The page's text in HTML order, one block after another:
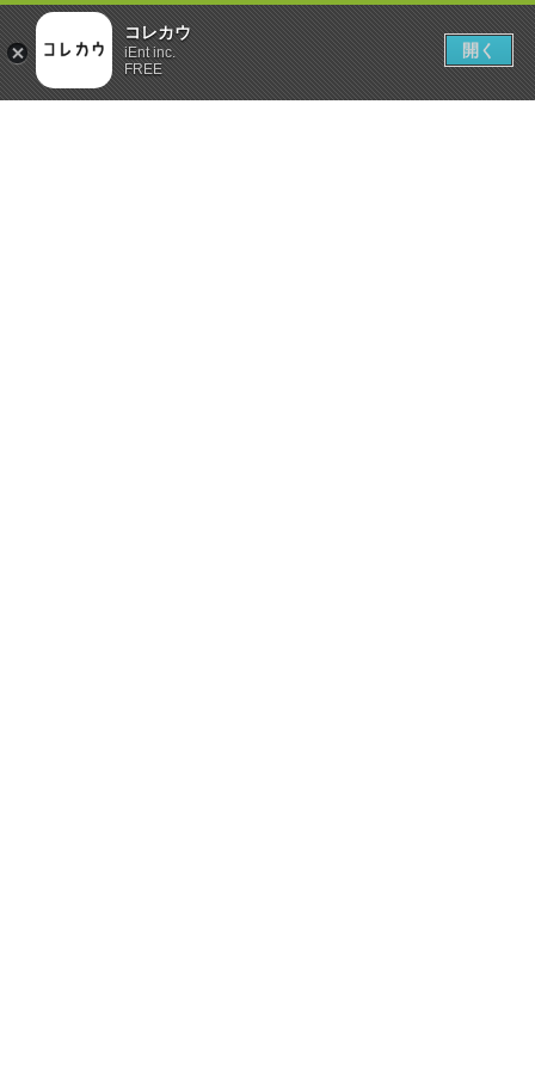
コレカウ
iEnt inc.
FREE
開く